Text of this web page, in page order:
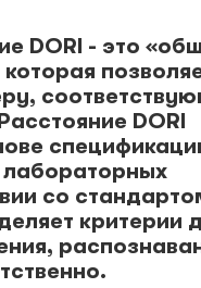
DORI - это
DORI
лабораторных
со
критерии